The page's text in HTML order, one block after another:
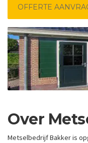
OFFERTE
Over
Metselbedrijf Bakker is